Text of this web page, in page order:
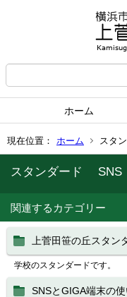
ホーム
現在位置： ホーム スタ
スタンダード SNS
関連するカテゴリー
上菅田笹の丘スタン
学校のスタンダードです。
SNSとGIGA端末の